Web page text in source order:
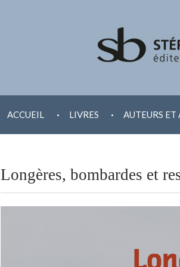
AU
ACCUEIL . LIVRES . AUTEURS ET
Longères, bombardes et